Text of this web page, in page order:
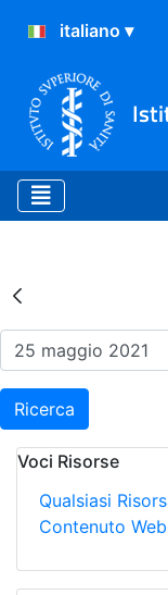
Risultati
Ricerca
Voci Risorse
Qualsiasi
Contenuto Web